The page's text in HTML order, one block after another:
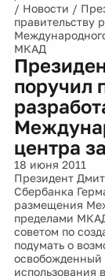
/ Новости /
правительству
МКАД
поручил
центра
18 июня 2011
Президент
Сбербанка
размещения
пределами
советом по
подумать о
освобожденный
использования